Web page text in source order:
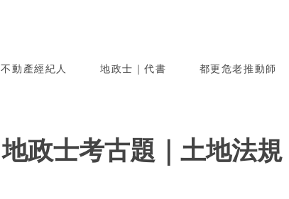
不動產經紀人 地政士｜代書 都更危老推動師
地政士考古題｜土地法